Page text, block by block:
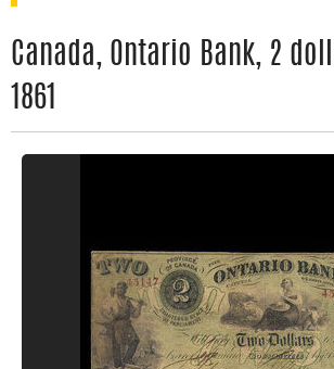
Canada, Ontario Bank, 2
1861